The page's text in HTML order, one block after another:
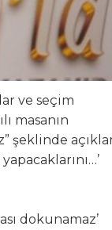
ve seçim
masanın
şeklinde
dokunamaz’